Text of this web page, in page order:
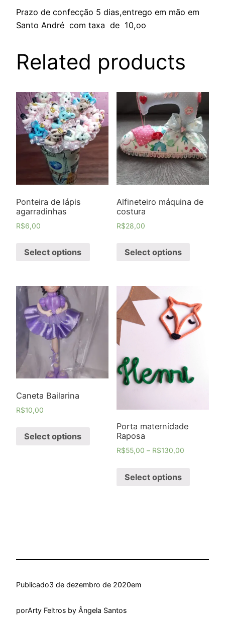
Prazo de confecção 5 dias,entrego em mão em
Santo André com taxa de 10,oo
Related products
Ponteira de lápis
agarradinhas
R$6,00
Select options
Alfineteiro máquina de
costura
R$28,00
Select options
Caneta Bailarina
R$10,00
Select options
Porta maternidade
Raposa
R$55,00 – R$130,00
Select options
Publicado3 de dezembro de 2020em
porArty Feltros by Ângela Santos